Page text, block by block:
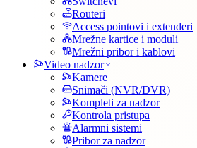
Routeri
Access pointovi i extenderi
Mrežne kartice i moduli
Mrežni pribor i kablovi
Video nadzor
Kamere
Snimači (NVR/DVR)
Kompleti za nadzor
Kontrola pristupa
Alarmni sistemi
Pribor za nadzor